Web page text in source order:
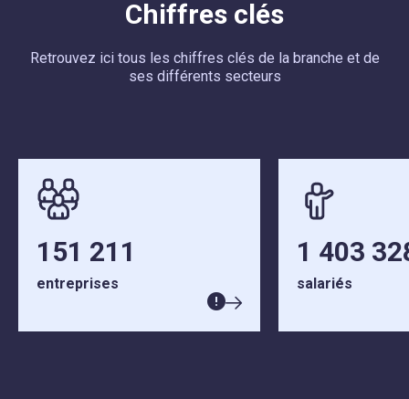
Chiffres clés
Retrouvez ici tous les chiffres clés de la branche et de
ses différents secteurs
151 211
entreprises
1 403
salariés